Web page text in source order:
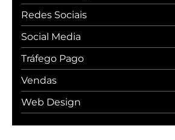
Redes Sociais
Social Media
Tráfego Pago
Vendas
Web Design